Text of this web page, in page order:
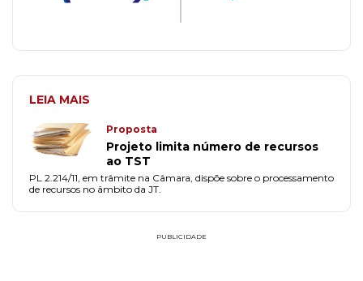
LEIA MAIS
Proposta
Projeto limita número de recursos
ao TST
PL 2.214/11, em trâmite na Câmara, dispõe sobre o processamento
de recursos no âmbito da JT.
PUBLICIDADE